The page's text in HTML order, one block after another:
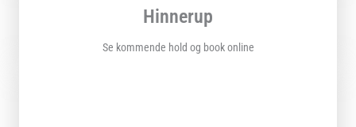
Hinnerup
Se kommende hold og book online